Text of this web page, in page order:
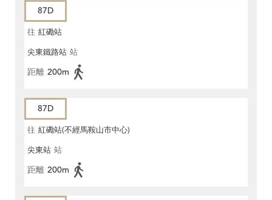
87D
往 紅磡站
尖東鐵路站 站
距離 200m
87D
往 紅磡站(不經馬鞍山市中心)
尖東站 站
距離 200m